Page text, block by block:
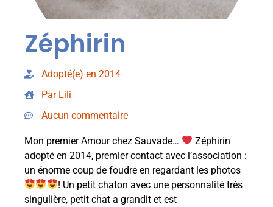
Zéphirin
Adopté(e) en 2014
Par Lili
Aucun commentaire
Mon premier Amour chez Sauvade…
Zéphirin
adopté en 2014, premier contact avec l’association :
un énorme coup de foudre en regardant les photos
! Un petit chaton avec une personnalité très
singulière, petit chat a grandit et est